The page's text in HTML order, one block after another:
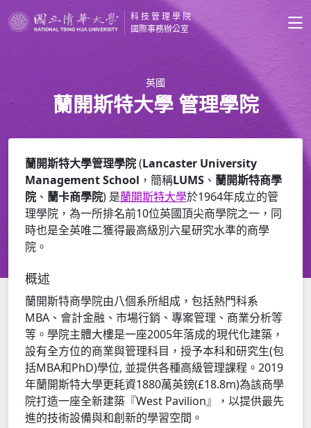
科技管理學院
國際事務辦公室
英國
蘭開斯特大學 管理學院
蘭開斯特大學管理學院(Lancaster University
Management School ，簡稱LUMS 、 蘭開斯特商學
院 、 蘭卡商學院) 是蘭開斯特大學於1964年成立的管
理學院，為一所排名前10位英國頂尖商學院之一，同
時也是全英唯二獲得最高級別六星研究水準的商學
院。
概述
蘭開斯特商學院由八個系所組成，包括熱門科系
MBA、會計金融、市場行銷、專案管理、商業分析等
等。學院主體大樓是一座2005年落成的現代化建築，
設有全方位的商業與管理科目，授予本科和研究生(包
括MBA和PhD)學位, 並提供各種高級管理課程。2019
年蘭開斯特大學更耗資1880萬英鎊(£18.8m)為該商學
院打造一座全新建築『West Pavilion』，以提供最先
進的技術設備與和創新的學習空間。